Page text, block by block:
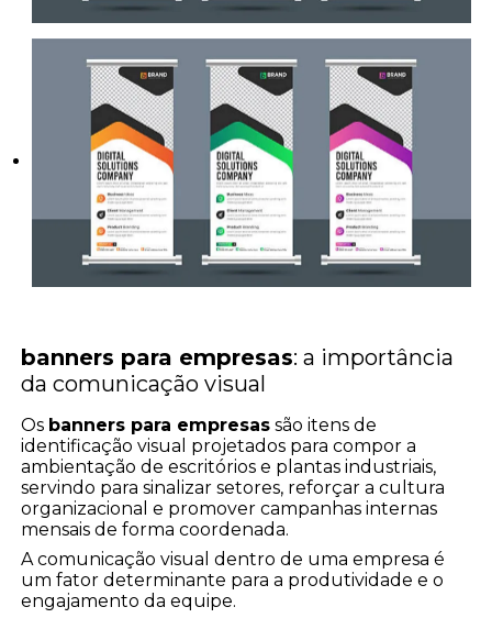
banners para empresas: a importância
da comunicação visual
Os banners para empresas são itens de
identificação visual projetados para compor a
ambientação de escritórios e plantas industriais,
servindo para sinalizar setores, reforçar a cultura
organizacional e promover campanhas internas
mensais de forma coordenada.
A comunicação visual dentro de uma empresa é
um fator determinante para a produtividade e o
engajamento da equipe.